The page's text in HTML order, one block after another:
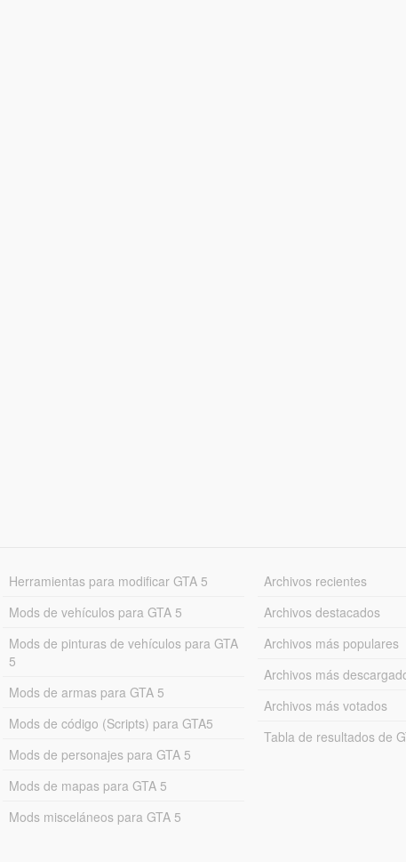
Herramientas para modificar GTA 5
Mods de vehículos para GTA 5
Mods de pinturas de vehículos para GTA
5
Mods de armas para GTA 5
Mods de código (Scripts) para GTA5
Mods de personajes para GTA 5
Mods de mapas para GTA 5
Mods misceláneos para GTA 5
Archivos recientes
Archivos destacados
Archivos más populares
Archivos más
Archivos más votados
Tabla de resultados de